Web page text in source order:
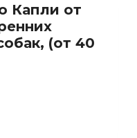
Капли от
(от 40